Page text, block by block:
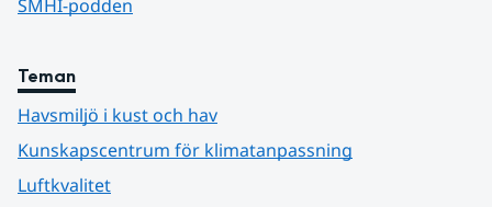
SMHI-podden
Teman
Havsmiljö i kust och hav
Kunskapscentrum för klimatanpassning
Luftkvalitet